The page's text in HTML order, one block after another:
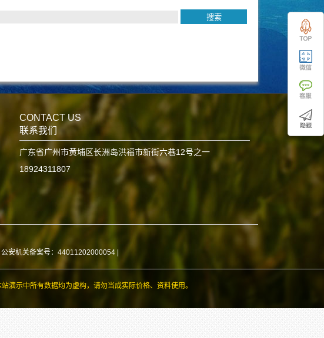
CONTACT US
联系我们
广东省广州市黄埔区长洲岛洪福市新街六巷12号之一
18924311807
安机关备案号：44011202000054
演示中所有数据均为虚构，请勿当成实际价格、资料使用。